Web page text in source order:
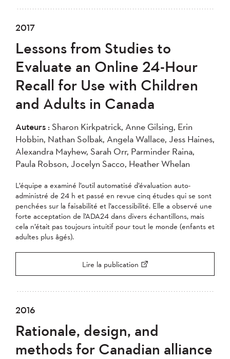
2017
Lessons from Studies to
Evaluate an Online 24-Hour
Recall for Use with Children
and Adults in Canada
Auteurs :Sharon Kirkpatrick, Anne Gilsing, Erin
Hobbin, Nathan Solbak, Angela Wallace, Jess Haines,
Alexandra Mayhew, Sarah Orr, Parminder Raina,
Paula Robson, Jocelyn Sacco, Heather Whelan
L’équipe a examiné l’outil automatisé d’évaluation auto-
administré de 24 h et passé en revue cinq études qui se sont
penchées sur la faisabilité et l’accessibilité. Elle a observé une
forte acceptation de l’ADA24 dans divers échantillons, mais
cela n’était pas toujours intuitif pour tout le monde (enfants et
adultes plus âgés).
Lire la publication
2016
Rationale, design, and
methods for Canadian alliance